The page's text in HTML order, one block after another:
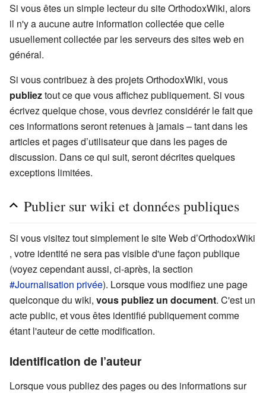
Si vous êtes un simple lecteur du site OrthodoxWiki, alors
il n'y a aucune autre information collectée que celle
usuellement collectée par les serveurs des sites web en
général.
Si vous contribuez à des projets OrthodoxWiki, vous
publieztout ce que vous affichez publiquement. Si vous
écrivez quelque chose, vous devriez considérér le fait que
ces informations seront retenues à jamais – tant dans les
articles et pages d’utilisateur que dans les pages de
discussion. Dans ce qui suit, seront décrites quelques
exceptions limitées.
Publier sur wiki et données publiques
Si vous visitez tout simplement le site Web d’OrthodoxWiki
, votre identité ne sera pas visible d'une façon publique
(voyez cependant aussi, ci-après, la section
#Journalisation privée). Lorsque vous modifiez une page
quelconque du wiki, vous publiez un document. C'est un
acte public, et vous êtes identifié publiquement comme
étant l'auteur de cette modification.
Identification de l’auteur
Lorsque vous publiez des pages ou des informations sur